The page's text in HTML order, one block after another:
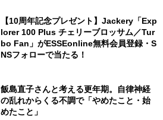
【10周年記念プレゼント】Jackery「Exp
lorer 100 Plus チェリーブロッサム／Tur
bo Fan」がESSEonline無料会員登録・S
NSフォローで当たる！
飯島直子さんと考える更年期。自律神経
の乱れからくる不調で「やめたこと・始
めたこと」